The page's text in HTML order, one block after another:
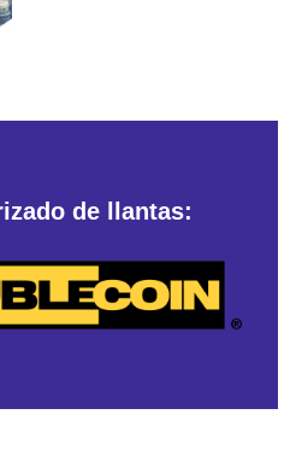
de llantas: